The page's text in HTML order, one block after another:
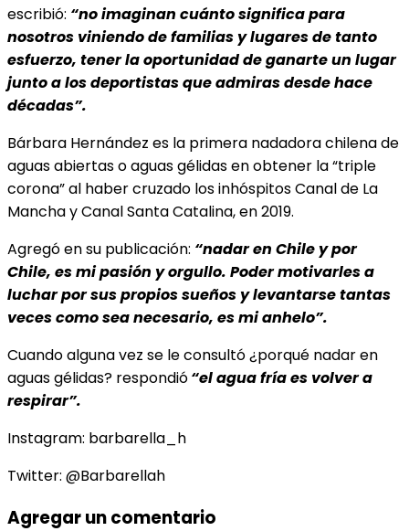
escribió: “no imaginan cuánto significa para
nosotros viniendo de familias y lugares de tanto
esfuerzo, tener la oportunidad de ganarte un lugar
junto a los deportistas que admiras desde hace
décadas”.
Bárbara Hernández es la primera nadadora chilena de
aguas abiertas o aguas gélidas en obtener la “triple
corona” al haber cruzado los inhóspitos Canal de La
Mancha y Canal Santa Catalina, en 2019.
Agregó en su publicación: “nadar en Chile y por
Chile, es mi pasión y orgullo. Poder motivarles a
luchar por sus propios sueños y levantarse tantas
veces como sea necesario, es mi anhelo”.
Cuando alguna vez se le consultó ¿porqué nadar en
aguas gélidas? respondió“el agua fría es volver a
respirar”.
Instagram: barbarella_h
Twitter: @Barbarellah
Agregar un comentario